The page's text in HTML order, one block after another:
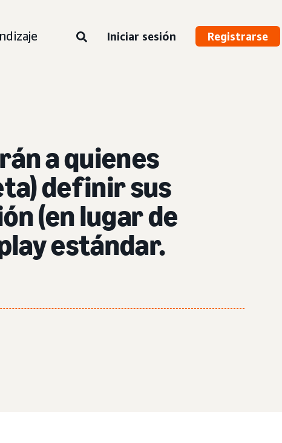
Iniciar sesión Registrarse
a quienes
definir sus
(en lugar de
estándar.